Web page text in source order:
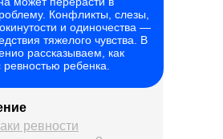
Конфликты, слезы,
и одиночества —
тяжелого чувства. В
рассказываем, как
ревностью ребенка.
ревности